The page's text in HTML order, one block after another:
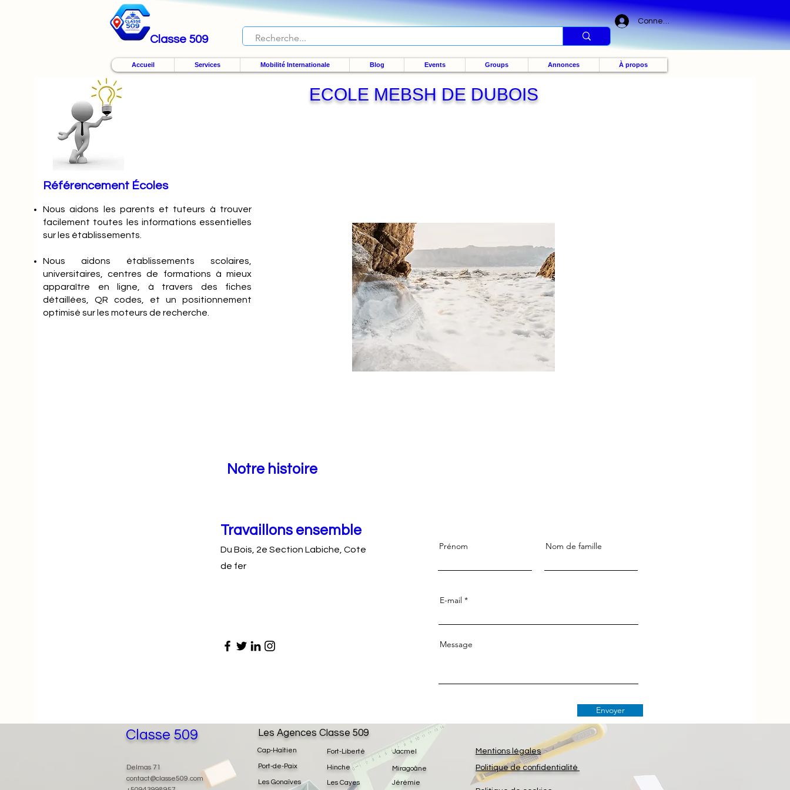
Classe 509
Connexion
Accueil Services Mobilité Internationale Blog Events Groups Annonces À propos
Référencement Écoles
Nousaidons les parents et tuteurs à trouver
facilement toutes les informations essentielles
sur les établissements.
Nous aidons établissements scolaires,
universitaires, centres de formations à mieux
apparaître en ligne, à travers des fiches
détaillées, QR codes, et un positionnement
optimisé sur les moteurs de recherche.
ECOLE MEBSH DE DUBOIS
Notre histoire
Travaillons ensemble
Du Bois, 2e Section Labiche, Cote
de fer
Prénom Nom de famille
E-mail
Message
Envoyer
Classe 509
Delmas 71
contact@classe509.com
Fort-Liberté
Hinche
Les Cayes
Jacmel
Jérémie
Miragoâne
Les Agences Classe 509
Cap-Haïtien
Port-de-Paix
Les Gonaïves
Mentions légales
Politique de confidentialité